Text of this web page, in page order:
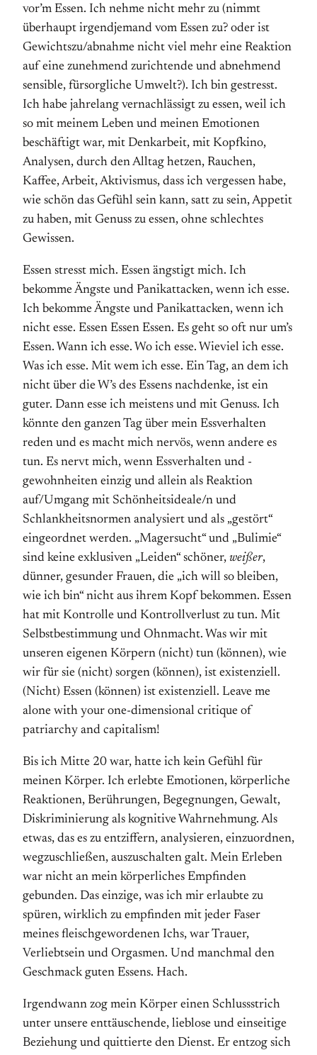
vor’m Essen. Ich nehme nicht mehr zu (nimmt
überhaupt irgendjemand vom Essen zu? oder ist
Gewichtszu/abnahme nicht viel mehr eine Reaktion
auf eine zunehmend zurichtende und abnehmend
sensible, fürsorgliche Umwelt?). Ich bin gestresst.
Ich habe jahrelang vernachlässigt zu essen, weil ich
so mit meinem Leben und meinen Emotionen
beschäftigt war, mit Denkarbeit, mit Kopfkino,
Analysen, durch den Alltag hetzen, Rauchen,
Kaffee, Arbeit, Aktivismus, dass ich vergessen habe,
wie schön das Gefühl sein kann, satt zu sein, Appetit
zu haben, mit Genuss zu essen, ohne schlechtes
Gewissen.
Essen stresst mich. Essen ängstigt mich. Ich
bekomme Ängste und Panikattacken, wenn ich esse.
Ich bekomme Ängste und Panikattacken, wenn ich
nicht esse. Essen Essen Essen. Es geht so oft nur um’s
Essen. Wann ich esse. Wo ich esse. Wieviel ich esse.
Was ich esse. Mit wem ich esse. Ein Tag, an dem ich
nicht über die W’s des Essens nachdenke, ist ein
guter. Dann esse ich meistens und mit Genuss. Ich
könnte den ganzen Tag über mein Essverhalten
reden und es macht mich nervös, wenn andere es
tun. Es nervt mich, wenn Essverhalten und -
gewohnheiten einzig und allein als Reaktion
auf/Umgang mit Schönheitsideale/n und
Schlankheitsnormen analysiert und als „gestört“
eingeordnet werden. „Magersucht“ und „Bulimie“
sind keine exklusiven „Leiden“ schöner, weißer,
dünner, gesunder Frauen, die „ich will so bleiben,
wie ich bin“ nicht aus ihrem Kopf bekommen. Essen
hat mit Kontrolle und Kontrollverlust zu tun. Mit
Selbstbestimmung und Ohnmacht. Was wir mit
unseren eigenen Körpern (nicht) tun (können), wie
wir für sie (nicht) sorgen (können), ist existenziell.
(Nicht) Essen (können) ist existenziell. Leave me
alone with your one-dimensional critique of
patriarchy and capitalism!
Bis ich Mitte 20 war, hatte ich kein Gefühl für
meinen Körper. Ich erlebte Emotionen, körperliche
Reaktionen, Berührungen, Begegnungen, Gewalt,
Diskriminierung als kognitive Wahrnehmung. Als
etwas, das es zu entziffern, analysieren, einzuordnen,
wegzuschließen, auszuschalten galt. Mein Erleben
war nicht an mein körperliches Empfinden
gebunden. Das einzige, was ich mir erlaubte zu
spüren, wirklich zu empfinden mit jeder Faser
meines fleischgewordenen Ichs, war Trauer,
Verliebtsein und Orgasmen. Und manchmal den
Geschmack guten Essens. Hach.
Irgendwann zog mein Körper einen Schlussstrich
unter unsere enttäuschende, lieblose und einseitige
Beziehung und quittierte den Dienst. Er entzog sich